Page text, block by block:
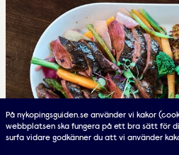
På nykopingsguiden.se använder vi kakor
webbplatsen ska fungera på ett bra sätt för
surfa vidare godkänner du att vi använder